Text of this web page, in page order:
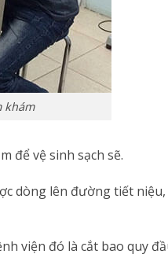
khám
để vệ sinh sạch sẽ.
dòng lên đường tiết
viện đó là cắt bao quy